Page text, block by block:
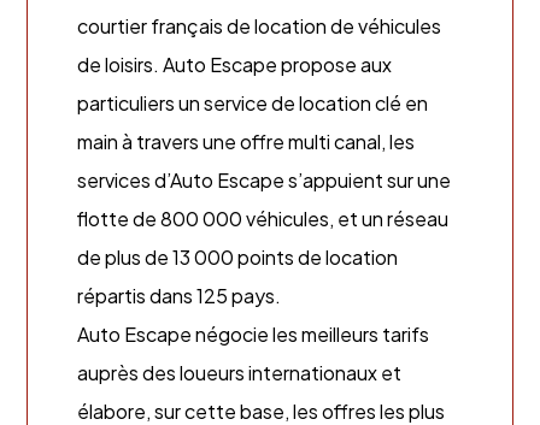
courtier français de location de véhicules
de loisirs. Auto Escape propose aux
particuliers un service de location clé en
main à travers une offre multi canal, les
services d’Auto Escape s’appuient sur une
flotte de 800 000 véhicules, et un réseau
de plus de 13 000 points de location
répartis dans 125 pays.
Auto Escape négocie les meilleurs tarifs
auprès des loueurs internationaux et
élabore, sur cette base, les offres les plus